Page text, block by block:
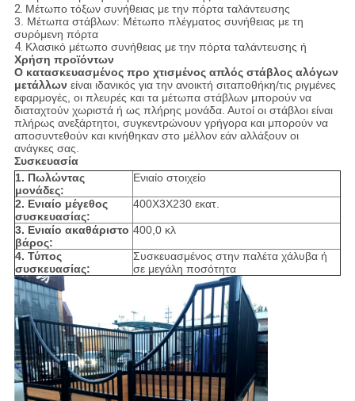
2. Μέτωπο τόξων συνήθειας με την πόρτα ταλάντευσης
3. Μέτωπα στάβλων: Μέτωπο πλέγματος συνήθειας με τη
συρόμενη πόρτα
4. Κλασικό μέτωπο συνήθειας με την πόρτα ταλάντευσης ή
Χρήση προϊόντων
Ο κατασκευασμένος προ χτισμένος απλός στάβλος αλόγων
μετάλλων είναι ιδανικός για την ανοικτή σιταποθήκη/τις ριγμένες
εφαρμογές, οι πλευρές και τα μέτωπα στάβλων μπορούν να
διαταχτούν χωριστά ή ως πλήρης μονάδα. Αυτοί οι στάβλοι είναι
πλήρως ανεξάρτητοι, συγκεντρώνουν γρήγορα και μπορούν να
αποσυντεθούν και κινήθηκαν στο μέλλον εάν αλλάξουν οι
ανάγκες σας.
Συσκευασία
1. Πωλώντας
μονάδες:
Ενιαίο στοιχείο
2. Ενιαίο μέγεθος
συσκευασίας:
400X3X230 εκατ.
3. Ενιαίο ακαθάριστο
βάρος:
400,0 κλ
4. Τύπος
συσκευασίας:
Συσκευασμένος στην παλέτα χάλυβα ή
σε μεγάλη ποσότητα